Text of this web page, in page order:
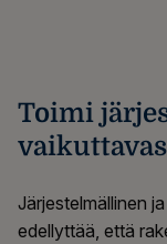
Toimi
Järjestelmällinen
edellyttää, että